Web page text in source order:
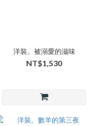
洋裝。被溺愛的滋味
NT$1,530